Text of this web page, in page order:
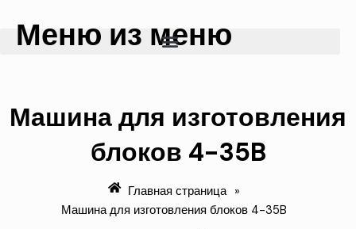
содержимому
Меню из меню
Машина для изготовления
блоков 4-35B
Главная страница »
Машина для изготовления блоков 4-35B